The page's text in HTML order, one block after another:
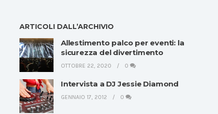
ARTICOLI DALL’ARCHIVIO
Allestimento palco per eventi: la
sicurezza del divertimento
OTTOBRE 22, 2020 0
Intervista a DJ Jessie Diamond
GENNAIO 17, 2012 0